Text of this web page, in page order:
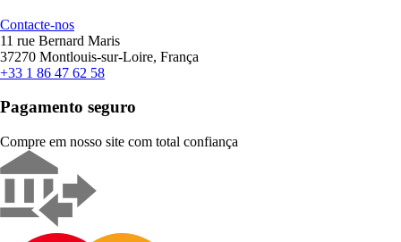
Contacte-nos
11 rue Bernard Maris
37270 Montlouis-sur-Loire, França
+33 1 86 47 62 58
Pagamento seguro
Compre em nosso site com total confiança